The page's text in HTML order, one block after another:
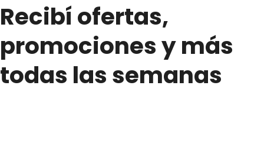
Recibí ofertas,
promociones y más
todas las semanas